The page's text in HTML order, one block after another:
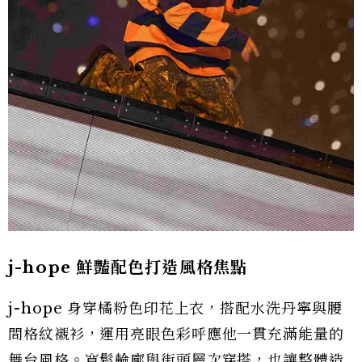
j-hope 鮮豔配色打造風格焦點
j-hope 身穿橘粉色印花上衣，搭配水洗丹寧與腰
間格紋襯衫，運用亮眼色彩呼應他一貫充滿能量的